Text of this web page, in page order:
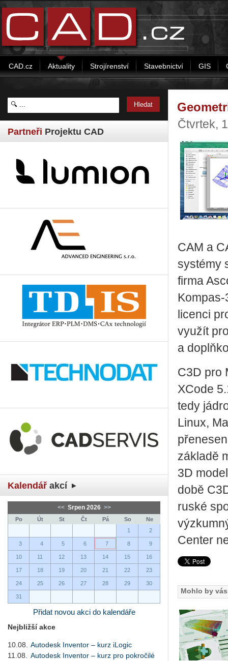
CAD.cz Aktuality Strojírenství Stavebnictví GIS
Partneři Projektu CAD
Kalendář akcí
<< Srpen 2026 >>
Po Út St Čt Pá So
Ne
1
2
3 4 5 6 7 8 9
10 11 12 13 14 15 16
17 18 19 20 21 22 23
24 25 26 27 28 29 30
31
Přidat novou akci do kalendáře
Nejbližší akce
10.08.
Autodesk Inventor – kurz iLogic
11.08.
Autodesk Inventor – kurz pro pokročilé
Čtvrtek,
CAM a
systémy
firma
licenci
využít
a
C3D pro
XCode
tedy
Linux,
základě
3D
době
ruské
Center
Mohlo by